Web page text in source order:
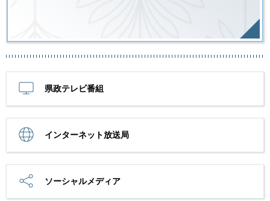
県政テレビ番組
インターネット放送局
ソーシャルメディア